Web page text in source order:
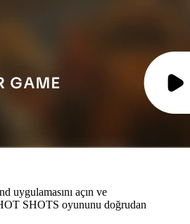
uygulamasını açın ve
SHOTS oyununu doğrudan